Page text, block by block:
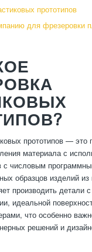
прототипов
для фрезеровки
прототипов — это
материала с
с числовым
образцов изделий из
производить детали
идеальной
что особенно
решений и